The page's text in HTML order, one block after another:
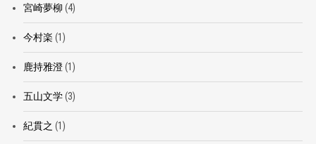
宮崎夢柳 (4)
今村楽 (1)
鹿持雅澄(1)
五山文学(3)
紀貫之 (1)